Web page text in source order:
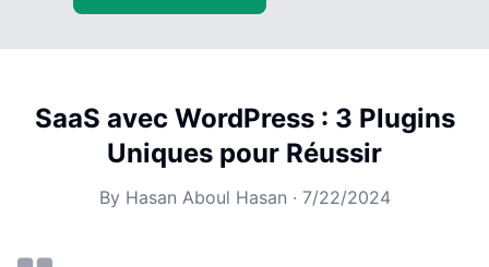
SaaS avec WordPress : 3 Plugins
Uniques pour Réussir
By Hasan Aboul Hasan · 7/22/2024